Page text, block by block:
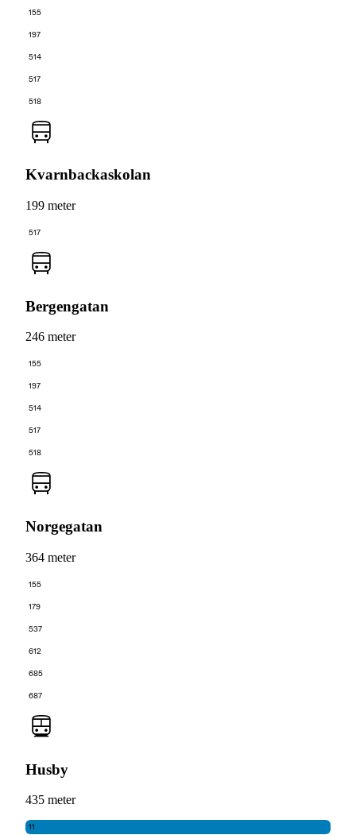
155
197
514
517
518
Kvarnbackaskolan
199 meter
517
Bergengatan
246 meter
155
197
514
517
518
Norgegatan
364 meter
155
179
537
612
685
687
Husby
435 meter
11